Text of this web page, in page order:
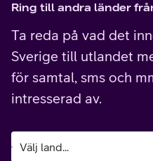
Ring till andra länder
Ta reda på vad det
Sverige till utlandet
för samtal, sms och
intresserad av.